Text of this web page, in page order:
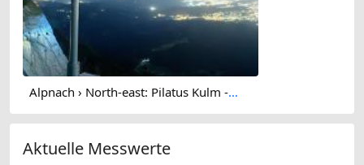
Alpnach › North-east: Pilatus Kulm - Bürgenstock - Lucerne - Lake Lucerne - Rigi Kulm
Aktuelle Messwerte